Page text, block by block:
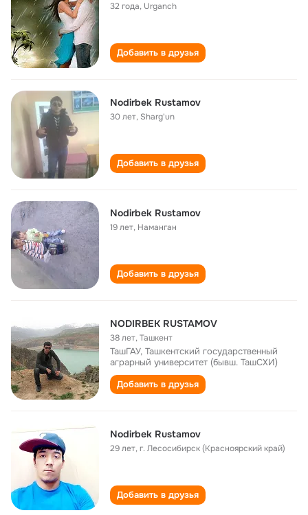
32 года, Urganch
Добавить в друзья
Nodirbek Rustamov
30 лет, Sharg'un
Добавить в друзья
Nodirbek Rustamov
19 лет, Наманган
Добавить в друзья
NODIRBEK RUSTAMOV
38 лет,Ташкент
ТашГАУ, Ташкентский государственный
аграрный университет (бывш. ТашСХИ)
Добавить в друзья
Nodirbek Rustamov
29 лет,г. Лесосибирск (Красноярский край)
Добавить в друзья